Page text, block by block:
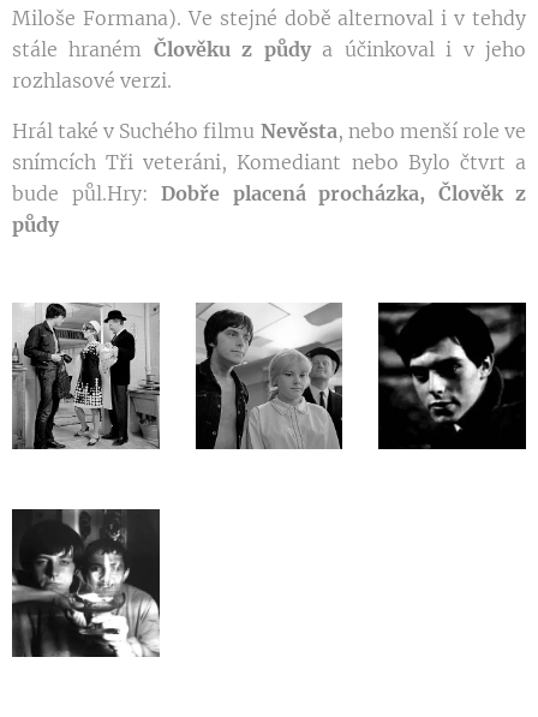
Miloše Formana). Ve stejné době alternoval i v tehdy
stále hraném Člověku z půdya účinkoval i v jeho
rozhlasové verzi.
Hrál také v Suchého filmu Nevěsta, nebo menší role ve
snímcích Tři veteráni, Komediant nebo Bylo čtvrt a
bude půl.Hry: Dobře placená procházka, Člověk z
půdy